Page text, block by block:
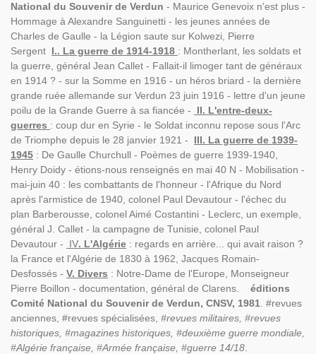
National du Souvenir de Verdun - Maurice Genevoix n'est plus -
Hommage à Alexandre Sanguinetti - les jeunes années de
Charles de Gaulle - la Légion saute sur Kolwezi, Pierre
Sergent I.. La guerre de 1914-1918 : Montherlant, les soldats et
la guerre, général Jean Callet - Fallait-il limoger tant de généraux
en 1914 ? - sur la Somme en 1916 - un héros briard - la dernière
grande ruée allemande sur Verdun 23 juin 1916 - lettre d'un jeune
poilu de la Grande Guerre à sa fiancée -
II. L'entre-deux-
guerres : coup dur en Syrie - le Soldat inconnu repose sous l'Arc
de Triomphe depuis le 28 janvier 1921 -
III. La guerre de 1939-
1945 : De Gaulle Churchull - Poèmes de guerre 1939-1940,
Henry Doidy - étions-nous renseignés en mai 40 N - Mobilisation -
mai-juin 40 : les combattants de l'honneur - l'Afrique du Nord
après l'armistice de 1940, colonel Paul Devautour - l'échec du
plan Barberousse, colonel Aimé Costantini - Leclerc, un exemple,
général J. Callet - la campagne de Tunisie, colonel Paul
Devautour -
IV. L'Algérie : regards en arrière... qui avait raison ?
la France et l'Algérie de 1830 à 1962, Jacques Romain-
Desfossés - V. Divers : Notre-Dame de l'Europe, Monseigneur
Pierre Boillon - documentation, général de Clarens.
éditions
Comité National du Souvenir de Verdun, CNSV, 1981 . #revues
anciennes, #revues spécialisées, #revues militaires, #revues
historiques, #magazines historiques, #deuxième guerre mondiale,
#Algérie française, #Armée française, #guerre 14/18